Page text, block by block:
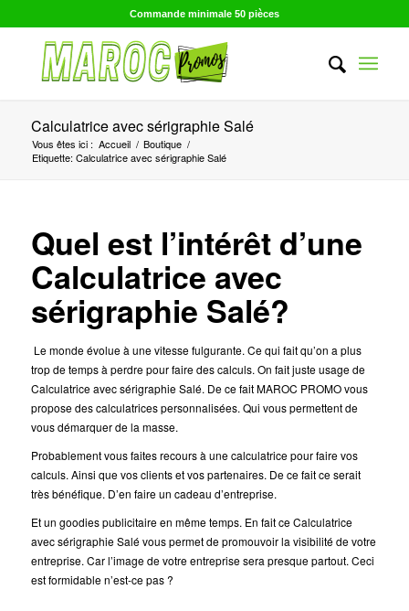
Commande minimale 50 pièces
Calculatrice avec sérigraphie Salé
Vous êtes ici : Accueil / Boutique /
Etiquette: Calculatrice avec sérigraphie Salé
Quel est l’intérêt d’une
Calculatrice avec
sérigraphie Salé?
Le monde évolue à une vitesse fulgurante. Ce qui fait qu’on a plus
trop de temps à perdre pour faire des calculs. On fait juste usage de
Calculatrice avec sérigraphie Salé. De ce fait MAROC PROMO vous
propose des calculatrices personnalisées. Qui vous permettent de
vous démarquer de la masse.
Probablement vous faites recours à une calculatrice pour faire vos
calculs. Ainsi que vos clients et vos partenaires. De ce fait ce serait
très bénéfique. D’en faire un cadeau d’entreprise.
Et un goodies publicitaire en même temps. En fait ce Calculatrice
avec sérigraphie Salé vous permet de promouvoir la visibilité de votre
entreprise. Car l’image de votre entreprise sera presque partout. Ceci
est formidable n’est-ce pas ?